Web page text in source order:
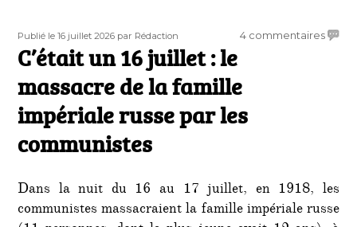
Publié
Publié le 16 juillet 2026 Auteur
par Rédaction 4 commentairessur
la
C’était un 16 juillet : le
massacre de la famille
impériale russe par les
communistes
Dans la nuit du 16 au 17 juillet, en 1918, les
communistes massacraient la famille impériale russe